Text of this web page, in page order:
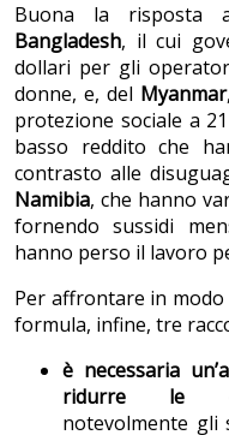
Buona la risposta
Bangladesh, il cui
dollari per gli
donne, e, del Myanmar
protezione sociale a
basso reddito che
contrasto alle
Namibia, che hanno
fornendo sussidi
hanno perso il lavoro
Per affrontare in
formula, infine, tre
è necessaria
ridurre le
notevolmente gli